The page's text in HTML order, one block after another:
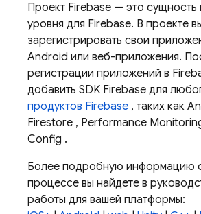
Проект Firebase — это сущность
уровня для Firebase. В проекте
зарегистрировать свои
Android или веб-приложения.
регистрации приложений в
добавить SDK Firebase для
продуктов Firebase , таких как
Firestore , Performance
Config .
Более подробную информацию
процессе вы найдете в
работы для вашей платформы: